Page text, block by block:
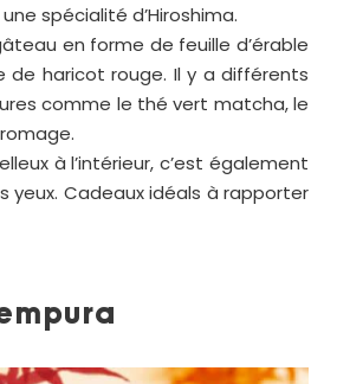
spécialité d’Hiroshima.
en forme de feuille d’érable
de haricot rouge. Il y a différents
comme le thé vert matcha, le
à l’intérieur, c’est également
yeux. Cadeaux idéals à rapporter